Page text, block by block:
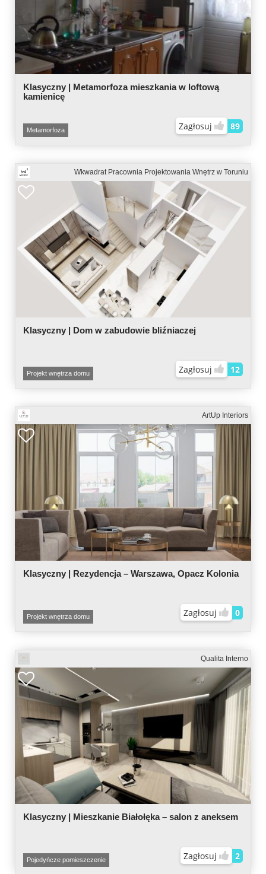
Klasyczny | Metamorfoza mieszkania w loftową
kamienicę
Metamorfoza Zagłosuj 89
Wkwadrat Pracownia Projektowania Wnętrz w Toruniu
Klasyczny | Dom w zabudowie bliźniaczej
Projekt wnętrza domu Zagłosuj 12
ArtUp Interiors
Klasyczny | Rezydencja – Warszawa, Opacz Kolonia
Projekt wnętrza domu Zagłosuj 0
Qualita Interno
Klasyczny | Mieszkanie Białołęka – salon z aneksem
Pojedyńcze pomieszczenie Zagłosuj 2